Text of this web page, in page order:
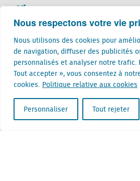
Nous respectons votre vie
Nous utilisons des cookies pour
de navigation, diffuser des publicités
personnalisés et analyser notre trafic.
Tout accepter », vous consentez à
cookies. Politique relative aux cookies
Personnaliser Tout rejeter
Offices
Creative Valley
Stationsplein 32
3511 ED Utrecht
Belgique
Rue Cantersteen 47
1000 Bruxelles